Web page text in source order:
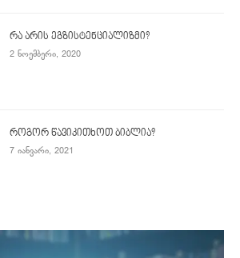
რა არის ეგზისტენციალიზმი?
2 ნოემბერი, 2020
როგორ წავიკითხოთ ბიბლია?
7 იანვარი, 2021